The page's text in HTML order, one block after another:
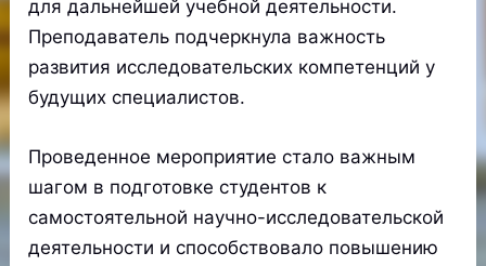
для дальнейшей учебной деятельности.
Преподаватель подчеркнула важность
развития исследовательских компетенций у
будущих специалистов.
Проведенное мероприятие стало важным
шагом в подготовке студентов к
самостоятельной научно-исследовательской
деятельности и способствовало повышению